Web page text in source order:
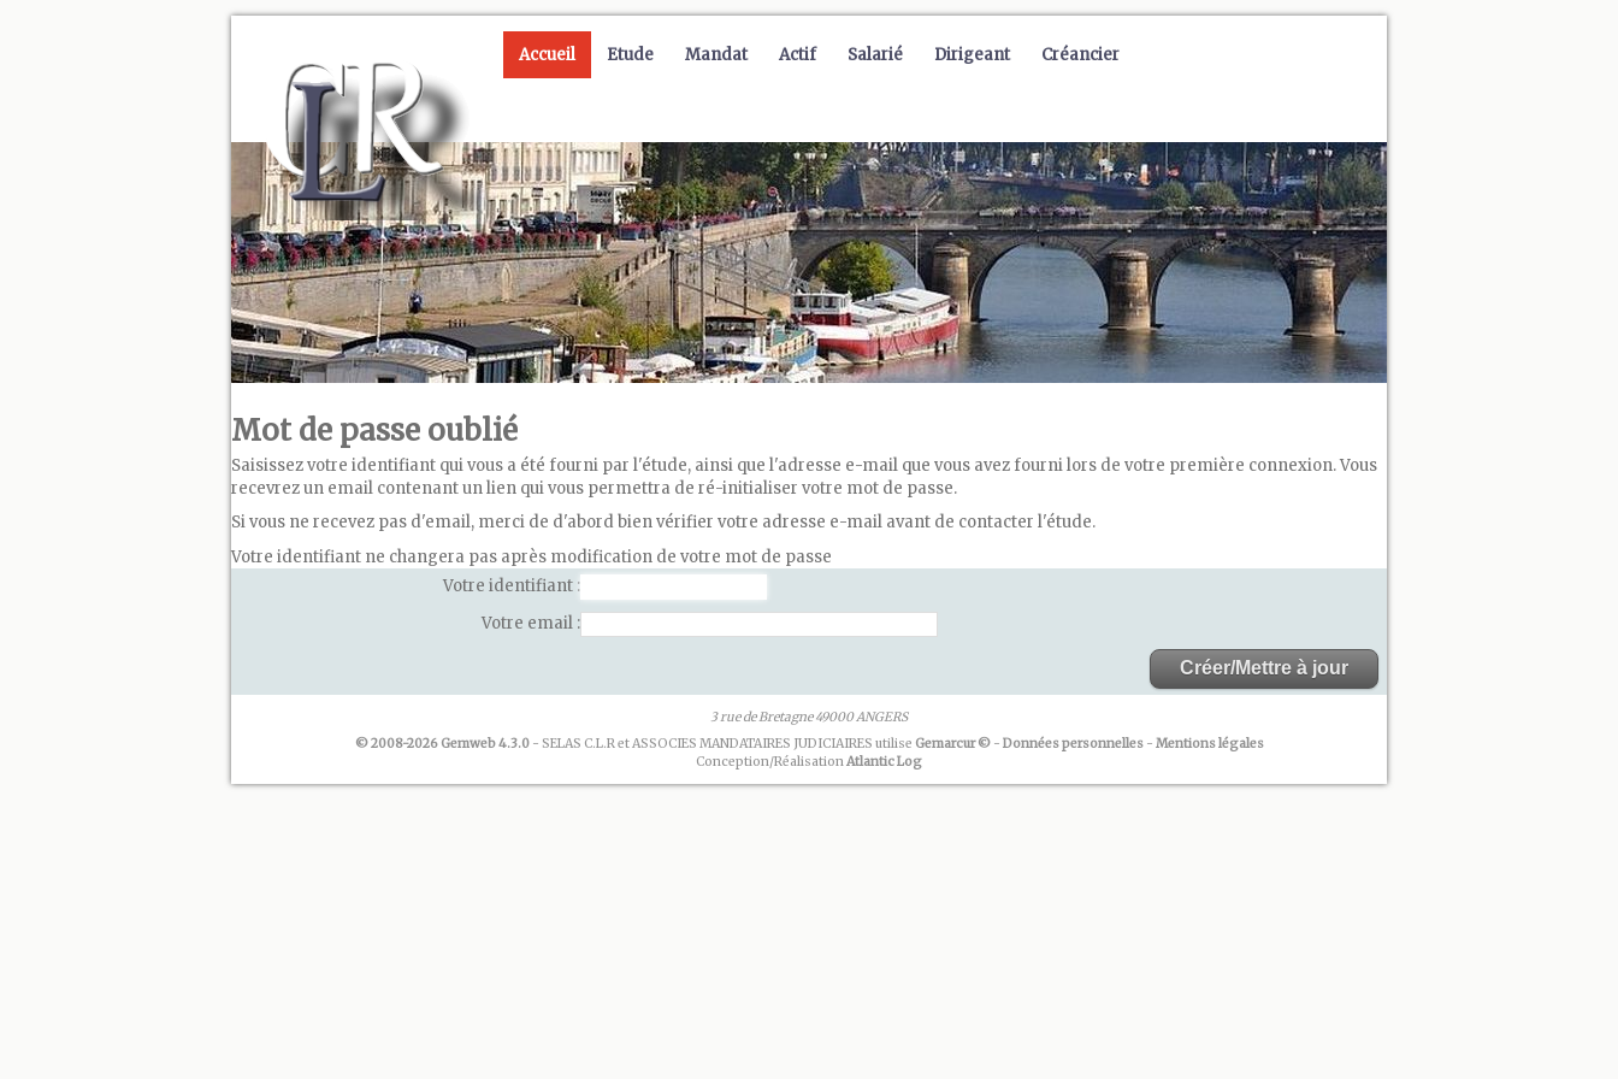
Accueil Etude Mandat Actif Salarié Dirigeant Créancier
Mot de passe oublié
Saisissez votre identifiant qui vous a été fourni par l'étude, ainsi que l'adresse e-mail que vous avez fourni lors de votre première connexion. Vous
recevrez un email contenant un lien qui vous permettra de ré-initialiser votre mot de passe.
Si vous ne recevez pas d'email, merci de d'abord bien vérifier votre adresse e-mail avant de contacter l'étude.
Votre identifiant ne changera pas après modification de votre mot de passe
Votre identifiant
Votre email
3 rue de Bretagne 49000 ANGERS
© 2008-2026 Gemweb 4.3.0- SELAS C.L.R et ASSOCIES MANDATAIRES JUDICIAIRES utilise Gemarcur ©- Données personnelles- Mentions légales
Conception/RéalisationAtlantic Log